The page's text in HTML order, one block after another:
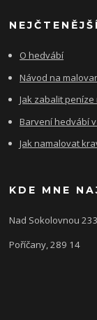
O hedvábí
Návod na
Jak zabalit
Barvení hedvábí
Jak namalovat
KDE MNE
Nad Sokolovnou 233
Poříčany, 289 14